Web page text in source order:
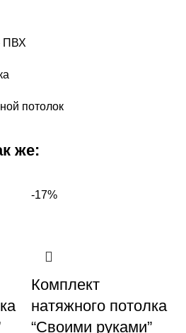
ПВХ
потолок
же:
-17%
Комплект
натяжного потолка
“Своими руками”